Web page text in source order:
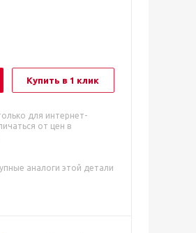
Купить в 1 клик
для интернет-
от цен в
аналоги этой детали